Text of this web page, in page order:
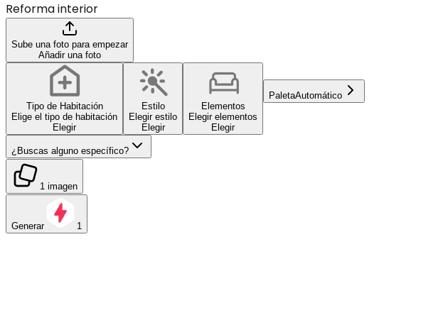
Reforma interior
Sube una foto para empezar
Añadir una foto
Tipo de Habitación
Elige el tipo de habitación
Elegir
Estilo
Elegir estilo
Elegir
Elementos
Elegir elementos
Elegir
PaletaAutomático
¿Buscas alguno específico?
1 imagen
Generar 1